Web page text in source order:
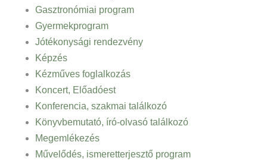
Gasztronómiai program
Gyermekprogram
Jótékonysági rendezvény
Képzés
Kézműves foglalkozás
Koncert, Előadóest
Konferencia, szakmai találkozó
Könyvbemutató, író-olvasó találkozó
Megemlékezés
Művelődés, ismeretterjesztő program